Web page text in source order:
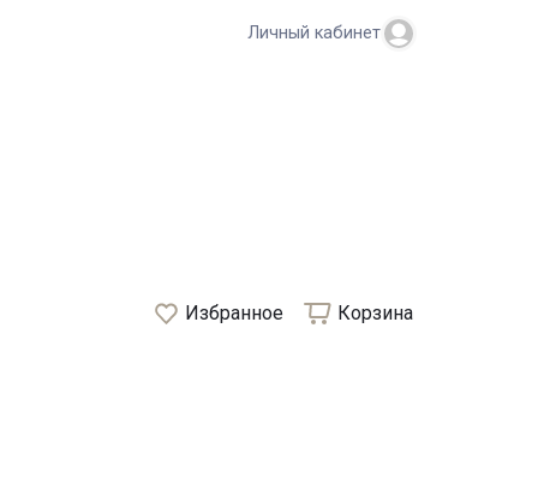
Личный кабинет
Избранное Корзина